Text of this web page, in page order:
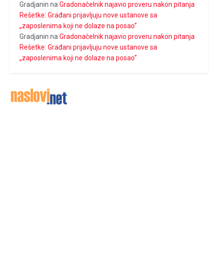
Gradjanin naGradonačelnik najavio proveru nakon pitanja
Rešetke: Građani prijavljuju nove ustanove sa
„zaposlenima koji ne dolaze na posao“
Gradjanin naGradonačelnik najavio proveru nakon pitanja
Rešetke: Građani prijavljuju nove ustanove sa
„zaposlenima koji ne dolaze na posao“